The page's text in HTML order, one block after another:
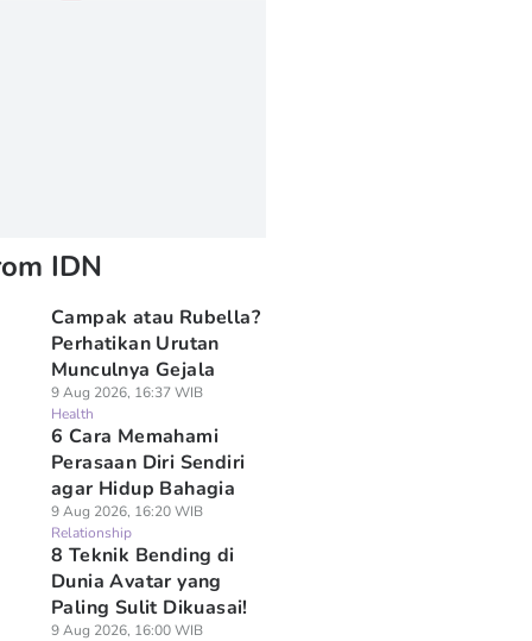
IDN
Campak atau Rubella?
Perhatikan Urutan
Munculnya Gejala
9 Aug 2026, 16:37 WIB
Health
6 Cara Memahami
Perasaan Diri Sendiri
agar Hidup Bahagia
9 Aug 2026, 16:20 WIB
Relationship
8 Teknik Bending di
Dunia Avatar yang
Paling Sulit Dikuasai!
9 Aug 2026, 16:00 WIB